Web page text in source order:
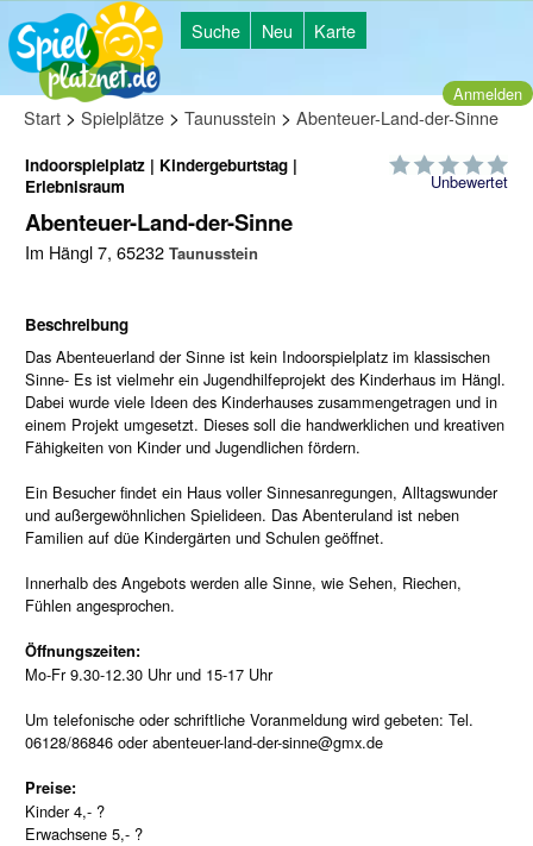
Suche Neu Karte
Anmelden
Start > Spielplätze > Taunusstein > Abenteuer-Land-der-Sinne
Unbewertet
Indoorspielplatz | Kindergeburtstag |
Erlebnisraum
Abenteuer-Land-der-Sinne
Im Hängl 7, 65232 Taunusstein
Beschreibung
Das Abenteuerland der Sinne ist kein Indoorspielplatz im klassischen
Sinne- Es ist vielmehr ein Jugendhilfeprojekt des Kinderhaus im Hängl.
Dabei wurde viele Ideen des Kinderhauses zusammengetragen und in
einem Projekt umgesetzt. Dieses soll die handwerklichen und kreativen
Fähigkeiten von Kinder und Jugendlichen fördern.
Ein Besucher findet ein Haus voller Sinnesanregungen, Alltagswunder
und außergewöhnlichen Spielideen. Das Abenteruland ist neben
Familien auf düe Kindergärten und Schulen geöffnet.
Innerhalb des Angebots werden alle Sinne, wie Sehen, Riechen,
Fühlen angesprochen.
Öffnungszeiten:
Mo-Fr 9.30-12.30 Uhr und 15-17 Uhr
Um telefonische oder schriftliche Voranmeldung wird gebeten: Tel.
06128/86846 oder abenteuer-land-der-sinne@gmx.de
Preise:
Kinder 4,- ?
Erwachsene 5,- ?